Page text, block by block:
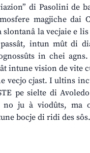
di Pasolini de
magjiche dai
la vecjaie e
passât, intun mût di
in chei
intune vision de vite
vecjo cjast. I ultins
pe sielte di
no ju à viodûts,
bocje di ridi des sôs.